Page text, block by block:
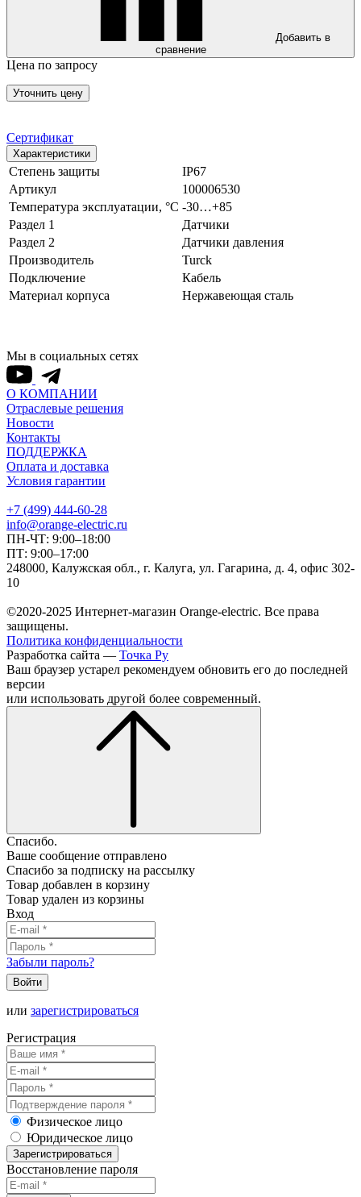
Добавить в
сравнение
Цена по запросу
Уточнить цену
Сертификат
Характеристики
Степень защиты
IP67
Артикул
100006530
Температура эксплуатации, °С -30…+85
Раздел 1
Датчики
Раздел 2
Датчики давления
Производитель
Turck
Подключение
Кабель
Материал корпуса
Нержавеющая сталь
Мы в социальных сетях
О КОМПАНИИ
Отраслевые решения
Новости
Контакты
ПОДДЕРЖКА
Оплата и доставка
Условия гарантии
+7 (499) 444-60-28
info@orange-electric.ru
ПН-ЧТ: 9:00–18:00
ПТ: 9:00–17:00
248000, Калужская обл., г. Калуга, ул. Гагарина, д. 4, офис 302-
10
©2020-2025 Интернет-магазин Orange-electric. Все права
защищены.
Политика конфиденциальности
Разработка сайта — Точка Ру
Ваш браузер устарел рекомендуем обновить его до последней
версии
или использовать другой более современный.
Спасибо.
Ваше сообщение отправлено
Спасибо за подписку на рассылку
Товар добавлен в корзину
Товар удален из корзины
Вход
Забыли пароль?
Войти
или зарегистрироваться
Регистрация
Физическое лицо
Юридическое лицо
Зарегистрироваться
Восстановление пароля